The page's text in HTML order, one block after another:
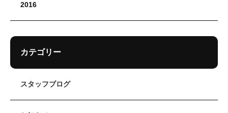
2016
カテゴリー
スタッフブログ